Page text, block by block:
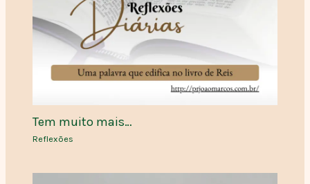
Tem muito mais…
Reflexões